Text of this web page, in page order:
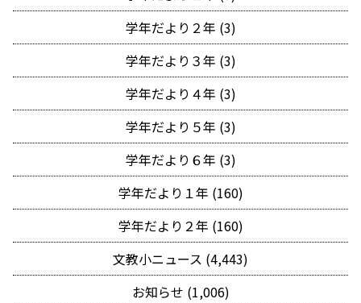
学年だより２年 (3)
学年だより３年 (3)
学年だより４年 (3)
学年だより５年 (3)
学年だより６年 (3)
学年だより１年 (160)
学年だより２年 (160)
文教小ニュース (4,443)
お知らせ (1,006)